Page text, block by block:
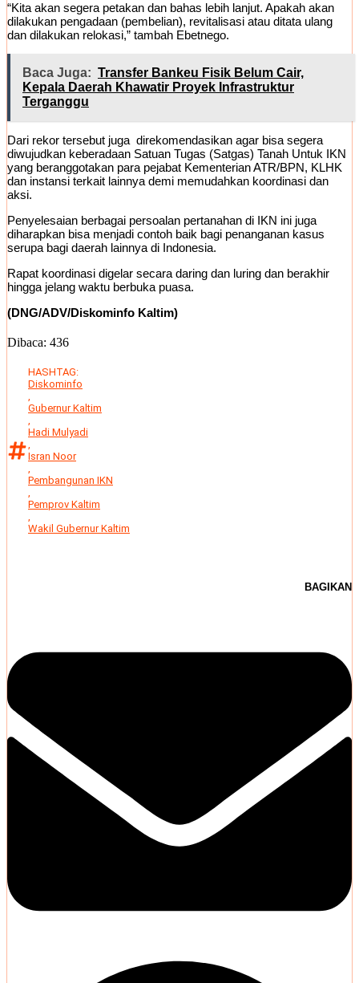
“Kita akan segera petakan dan bahas lebih lanjut. Apakah akan
dilakukan pengadaan (pembelian), revitalisasi atau ditata ulang
dan dilakukan relokasi,” tambah Ebetnego.
Baca Juga: Transfer Bankeu Fisik Belum Cair,
Kepala Daerah Khawatir Proyek Infrastruktur
Terganggu
Dari rekor tersebut juga direkomendasikan agar bisa segera
diwujudkan keberadaan Satuan Tugas (Satgas) Tanah Untuk IKN
yang beranggotakan para pejabat Kementerian ATR/BPN, KLHK
dan instansi terkait lainnya demi memudahkan koordinasi dan
aksi.
Penyelesaian berbagai persoalan pertanahan di IKN ini juga
diharapkan bisa menjadi contoh baik bagi penanganan kasus
serupa bagi daerah lainnya di Indonesia.
Rapat koordinasi digelar secara daring dan luring dan berakhir
hingga jelang waktu berbuka puasa.
(DNG/ADV/Diskominfo Kaltim)
Dibaca: 436
HASHTAG:
Diskominfo
,
Gubernur Kaltim
,
Hadi Mulyadi
,
Isran Noor
,
Pembangunan IKN
,
Pemprov Kaltim
,
Wakil Gubernur Kaltim
BAGIKAN